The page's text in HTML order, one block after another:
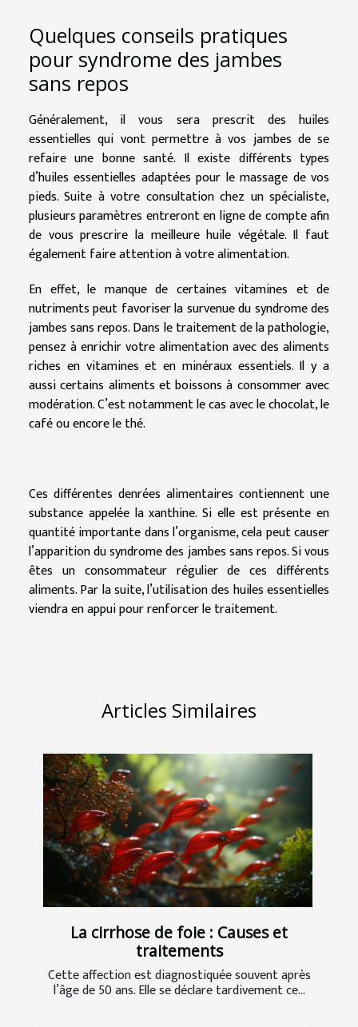
Quelques conseils pratiques
pour syndrome des jambes
sans repos
Généralement, il vous sera prescrit des huiles
essentielles qui vont permettre à vos jambes de se
refaire une bonne santé. Il existe différents types
d’huiles essentielles adaptées pour le massage de vos
pieds. Suite à votre consultation chez un spécialiste,
plusieurs paramètres entreront en ligne de compte afin
de vous prescrire la meilleure huile végétale. Il faut
également faire attention à votre alimentation.
En effet, le manque de certaines vitamines et de
nutriments peut favoriser la survenue du syndrome des
jambes sans repos. Dans le traitement de la pathologie,
pensez à enrichir votre alimentation avec des aliments
riches en vitamines et en minéraux essentiels. Il y a
aussi certains aliments et boissons à consommer avec
modération. C’est notamment le cas avec le chocolat, le
café ou encore le thé.
Ces différentes denrées alimentaires contiennent une
substance appelée la xanthine. Si elle est présente en
quantité importante dans l’organisme, cela peut causer
l’apparition du syndrome des jambes sans repos. Si vous
êtes un consommateur régulier de ces différents
aliments. Par la suite, l’utilisation des huiles essentielles
viendra en appui pour renforcer le traitement.
Articles Similaires
La cirrhose de foie : Causes et
traitements
Cette affection est diagnostiquée souvent après
l’âge de 50 ans. Elle se déclare tardivement ce...